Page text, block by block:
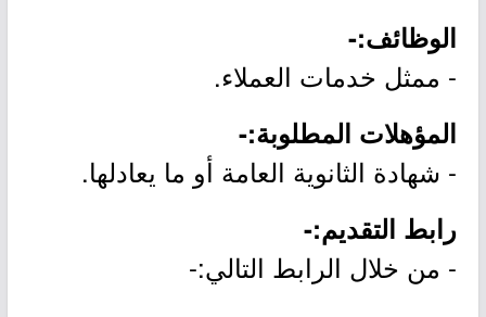
الوظائف:-
- ممثل خدمات العملاء.
المؤهلات المطلوبة:-
- شهادة الثانوية العامة أو ما يعادلها.
رابط التقديم:-
- من خلال الرابط التالي:-